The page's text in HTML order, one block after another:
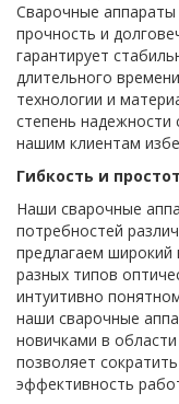
Сварочные
прочность и
гарантирует
длительного
технологии и
степень надежности
нашим клиентам
Гибкость и
Наши сварочные
потребностей
предлагаем
разных типов
интуитивно
наши сварочные
новичками в
позволяет
эффективность